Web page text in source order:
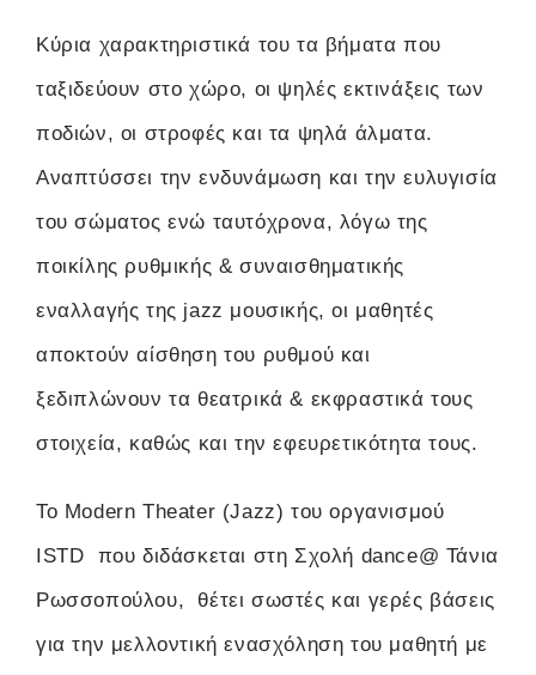
Κύρια χαρακτηριστικά του τα βήματα που
ταξιδεύουν στο χώρο, οι ψηλές εκτινάξεις των
ποδιών, οι στροφές και τα ψηλά άλματα.
Αναπτύσσει την ενδυνάμωση και την ευλυγισία
του σώματος ενώ ταυτόχρονα, λόγω της
ποικίλης ρυθμικής & συναισθηματικής
εναλλαγής της jazz μουσικής, οι μαθητές
αποκτούν αίσθηση του ρυθμού και
ξεδιπλώνουν τα θεατρικά & εκφραστικά τους
στοιχεία, καθώς και την εφευρετικότητα τους.
Το Modern Theater (Jazz) του οργανισμού
ISTD που διδάσκεται στη Σχολή dance@ Τάνια
Ρωσσοπούλου, θέτει σωστές και γερές βάσεις
για την μελλοντική ενασχόληση του μαθητή με